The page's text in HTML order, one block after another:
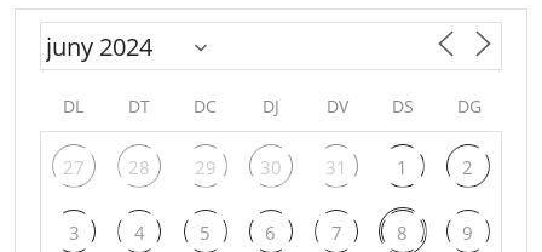
DL DT DC DJ DV DS DG
27 28 29 30 31 1 2
3 4 5 6 7 8 9